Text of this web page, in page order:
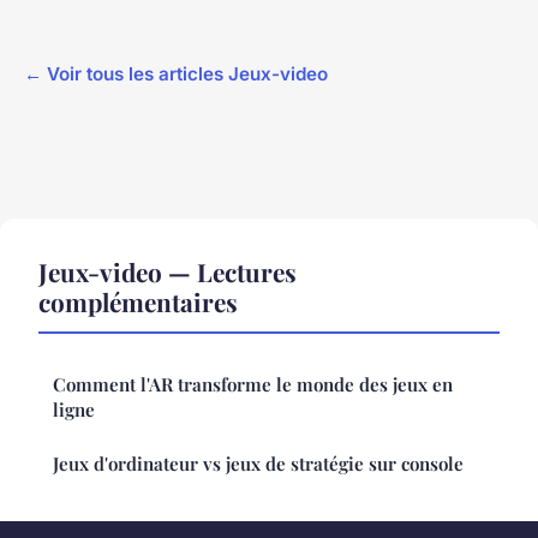
← Voir tous les articles Jeux-video
Jeux-video — Lectures
complémentaires
Comment l'AR transforme le monde des jeux en
ligne
Jeux d'ordinateur vs jeux de stratégie sur console